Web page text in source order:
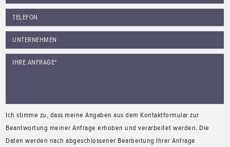
Ich stimme zu, dass meine Angaben aus dem Kontaktformular zur
Beantwortung meiner Anfrage erhoben und verarbeitet werden. Die
Daten werden nach abgeschlossener Bearbeitung Ihrer Anfrage